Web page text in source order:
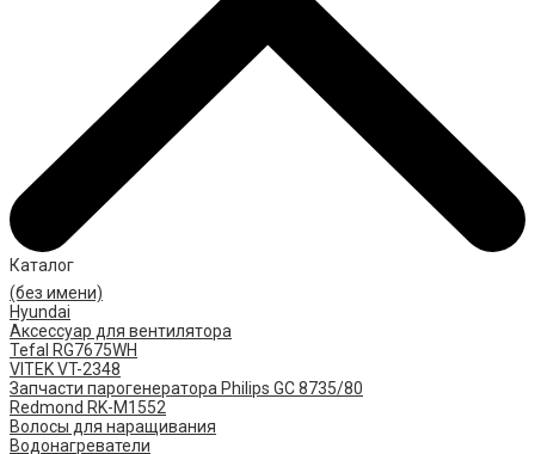
Каталог
(без имени)
Hyundai
Аксессуар для вентилятора
Tefal RG7675WH
VITEK VT-2348
Запчасти парогенератора Philips GC 8735/80
Redmond RK-M1552
Волосы для наращивания
Водонагреватели